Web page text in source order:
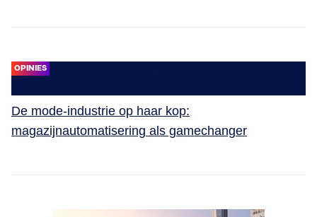
OPINIES
De mode-industrie op haar kop:
magazijnautomatisering als gamechanger